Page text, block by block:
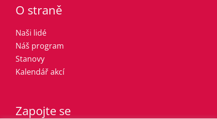
O straně
Naši lidé
Náš program
Stanovy
Kalendář akcí
Zapojte se